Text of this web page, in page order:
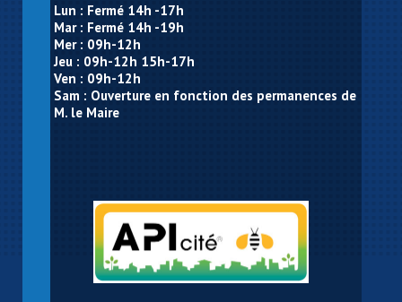
Lun : Fermé 14h -17h
Mar : Fermé 14h -19h
Mer : 09h-12h
Jeu : 09h-12h 15h-17h
Ven : 09h-12h
Sam : Ouverture en fonction des permanences de
M. le Maire